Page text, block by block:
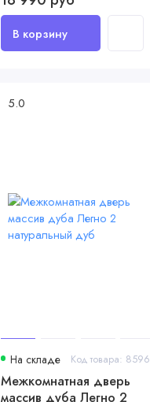
5.0
На складе Код товара: 8596
Межкомнатная дверь
массив дуба Легно 2